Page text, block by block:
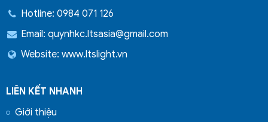
Hotline: 0984 071 126
Email: quynhkc.ltsasia@gmail.com
Website: www.ltslight.vn
LIÊN KẾT NHANH
Giới thiệu